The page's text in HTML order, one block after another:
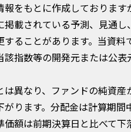
をもとに作成しておりま
載されている予測、見通
ることがあります。当資
指数等の開発元または公表
異なり、ファンドの純資
ります。分配金は計算期間
額は前期決算日と比べて